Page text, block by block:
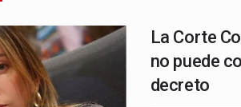
La Corte
no puede
decreto